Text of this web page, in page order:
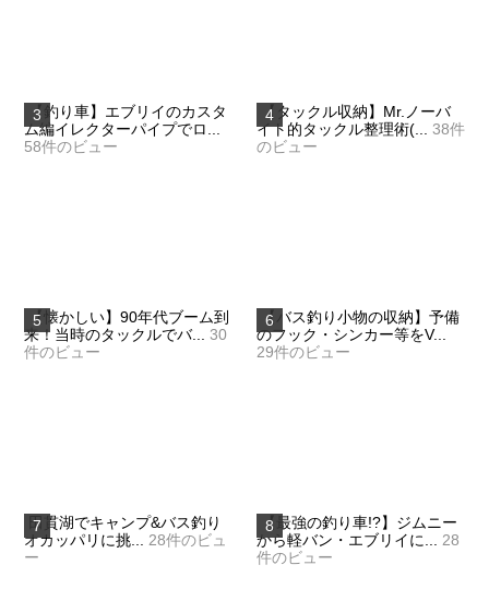
【釣り車】エブリイのカスタ
ム編イレクターパイプでロ...
58件のビュー
【タックル収納】Mr.ノーバ
イト的タックル整理術(...
38件
のビュー
【懐かしい】90年代ブーム到
来！当時のタックルでバ...
30
件のビュー
【バス釣り小物の収納】予備
のフック・シンカー等をV...
29件のビュー
田貫湖でキャンプ&バス釣り
オカッパリに挑... 28件のビュ
ー
【最強の釣り車!?】ジムニー
から軽バン・エブリイに... 28
件のビュー